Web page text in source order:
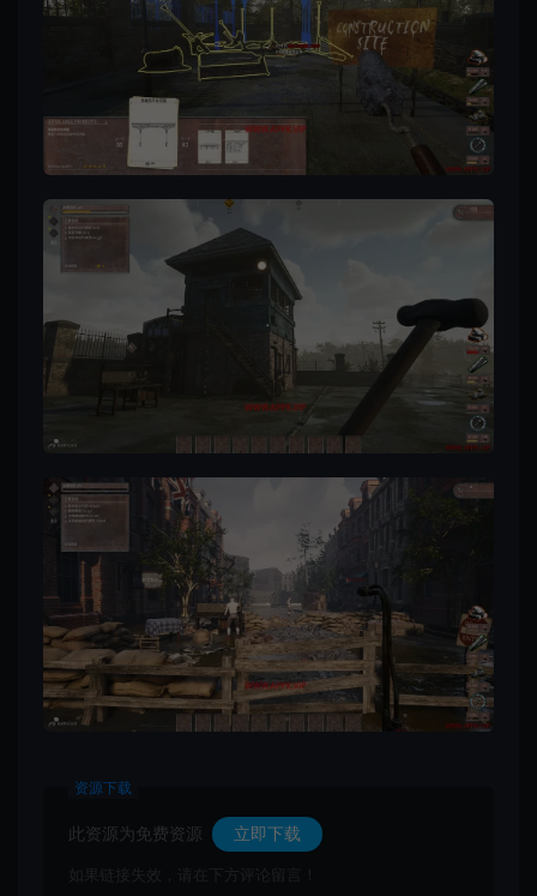
资源下载
此资源为免费资源 立即下载
如果链接失效，请在下方评论留言！